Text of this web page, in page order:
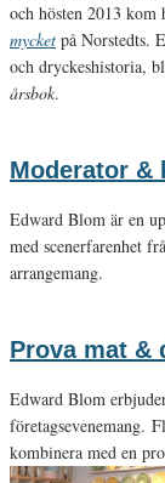
och hösten 2013
mycket på Norstedts.
och dryckeshistoria,
årsbok.
Moderator &
Edward Blom är en
med scenerfarenhet
arrangemang.
Prova mat &
Edward Blom
företagsevenemang.
kombinera med en